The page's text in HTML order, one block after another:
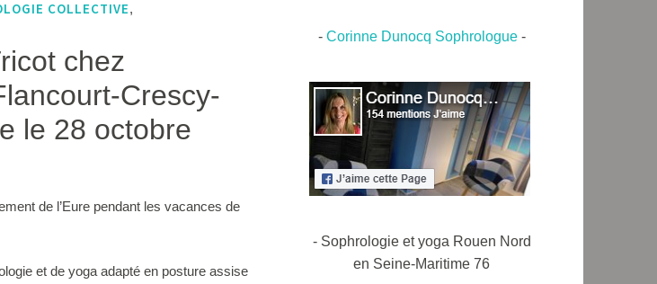
COLLECTIVE
chez
Crescy-
le 28 octobre
de l’Eure pendant les vacances de
et de yoga adapté en posture assise
- Corinne Dunocq Sophrologue-
- Sophrologie et yoga Rouen Nord
en Seine-Maritime 76